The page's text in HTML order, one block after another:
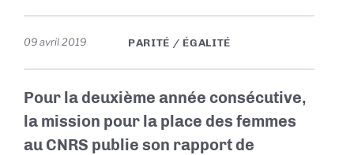
09 avril 2019 PARITÉ / ÉGALITÉ
Pour la deuxième année consécutive,
la mission pour la place des femmes
au CNRS publie son rapport de